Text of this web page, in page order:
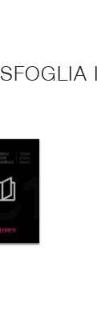
SFOGLIA